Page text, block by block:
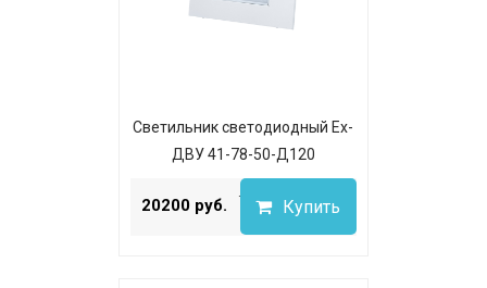
Светильник светодиодный Ex-
ДВУ 41-78-50-Д120
...
20200 руб. Купить